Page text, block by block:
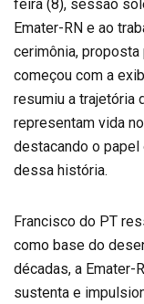
feira (8), sessão
Emater-RN e ao
cerimônia,
começou com a
resumiu a trajetória
representam vida
destacando o
dessa história.
Francisco do PT
como base do
décadas, a Emater-
sustenta e